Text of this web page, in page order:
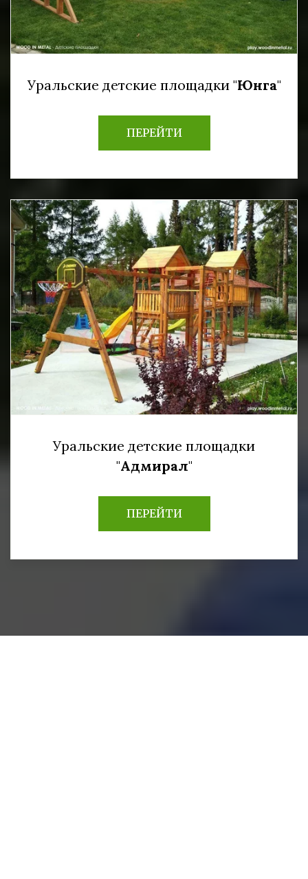
Уральские детские площадки "Юнга"
ПЕРЕЙТИ
Уральские детские площадки
"Адмирал"
ПЕРЕЙТИ